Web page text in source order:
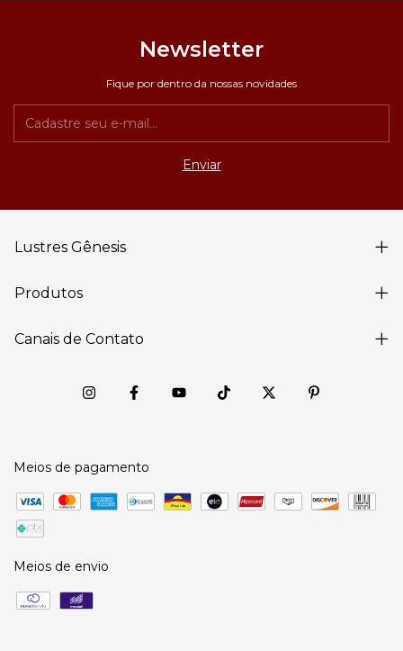
Newsletter
Fique por dentro da nossas novidades
Lustres Gênesis
Produtos
Canais de Contato
Meios de pagamento
Meios de envio